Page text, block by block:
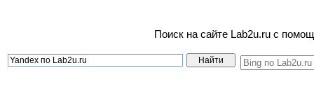
Поиск на сайте Lab2u.ru с